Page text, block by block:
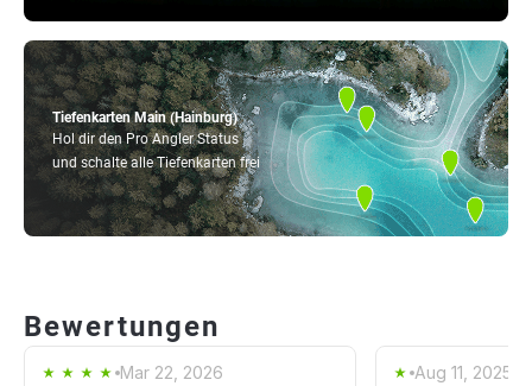
Tiefenkarten Main (Hainburg)
Hol dir den Pro Angler Status
und schalte alle Tiefenkarten frei
Bewertungen
Mar 22, 2026 Aug 11, 2025